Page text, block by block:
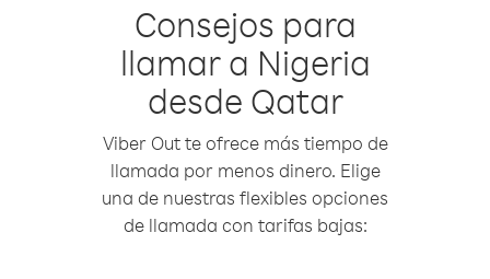
Consejos para
llamar a Nigeria
desde Qatar
Viber Out te ofrece más tiempo de
llamada por menos dinero. Elige
una de nuestras flexibles opciones
de llamada con tarifas bajas: